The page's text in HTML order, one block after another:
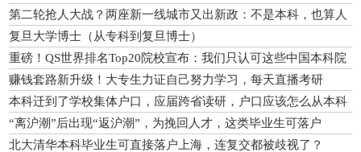
第二轮抢人大战？两座新一线城市又出新政：不是本科，也算人
才
复旦大学博士（从专科到复旦博士）
重磅！QS世界排名Top20院校宣布：我们只认可这些中国本科院
校！
赚钱套路新升级！大专生力证自己努力学习，每天直播考研
本科迁到了学校集体户口，应届跨省读研，户口应该怎么从本科
学校迁到研究生学校？
“离沪潮”后出现“返沪潮”，为挽回人才，这类毕业生可落户
北大清华本科毕业生可直接落户上海，连复交都被歧视了？